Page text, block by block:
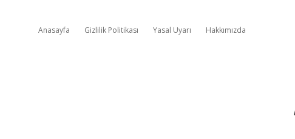
Anasayfa Gizlilik Politikası Yasal Uyarı Hakkımızda